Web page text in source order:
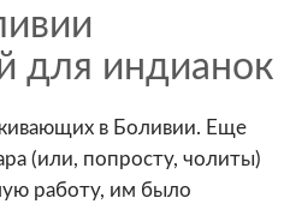
для индианок
в Боливии. Еще
(или, попросту, чолиты)
работу, им было